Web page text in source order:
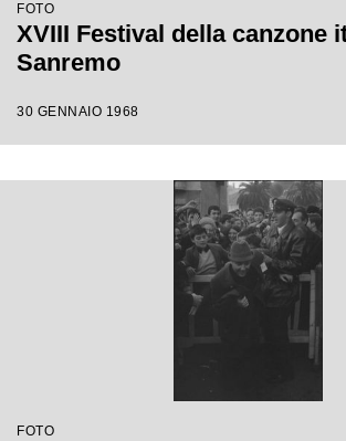
FOTO
XVIII Festival della canzone
Sanremo
30 GENNAIO 1968
FOTO